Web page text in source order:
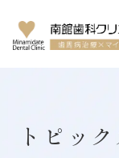
トピック